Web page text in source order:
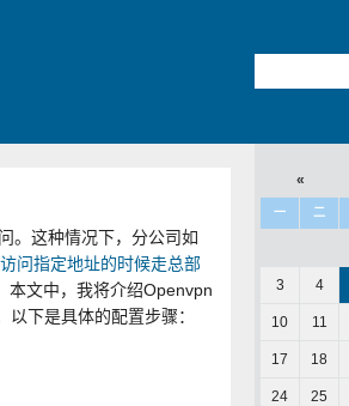
。这种情况下，分公司如
问指定地址的时候走总部
本文中，我将介绍Openvpn
下是具体的配置步骤：
«
一 二
3 4
10 11
17 18
24 25